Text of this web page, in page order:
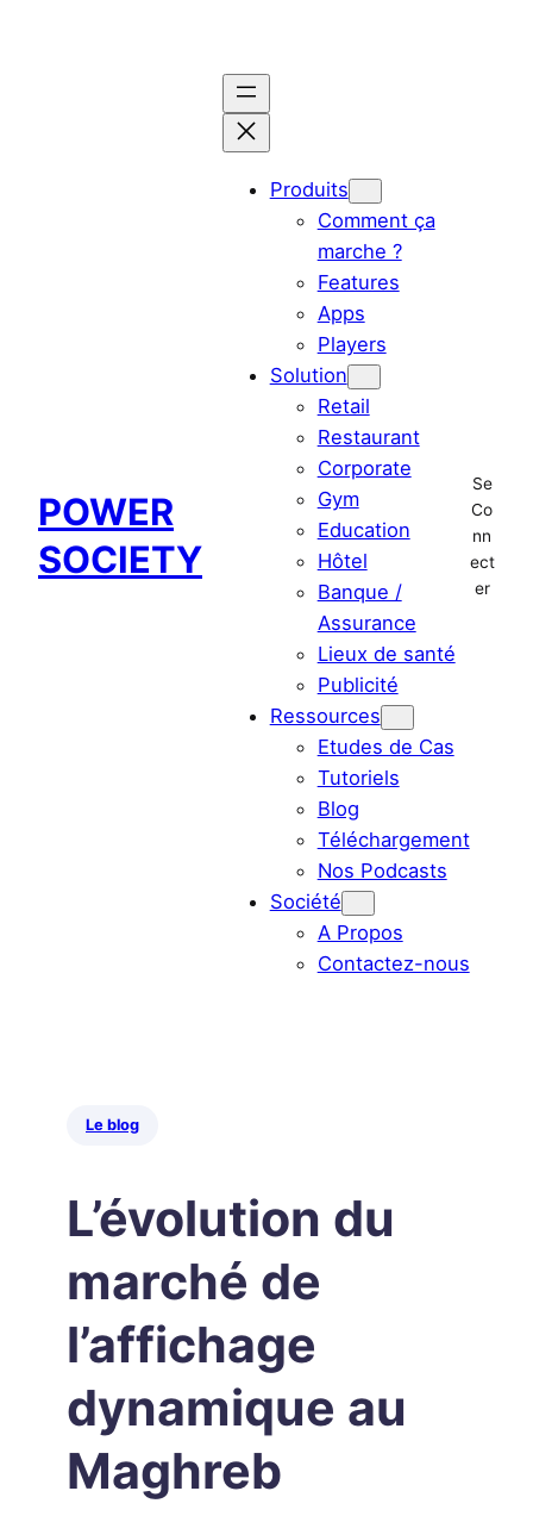
POWER
SOCIETY
Produits
Comment ça
marche ?
Features
Apps
Players
Solution
Retail
Restaurant
Corporate
Gym
Education
Hôtel
Banque /
Assurance
Lieux de santé
Publicité
Ressources
Etudes de Cas
Tutoriels
Blog
Téléchargement
Nos Podcasts
Société
A Propos
Contactez-nous
Se
Co
nn
ect
er
Le blog
L’évolution du
marché de
l’affichage
dynamique au
Maghreb